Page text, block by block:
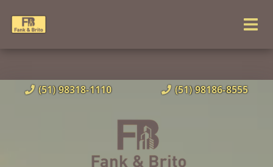
(51) 98318-1110 (51) 98186-8555